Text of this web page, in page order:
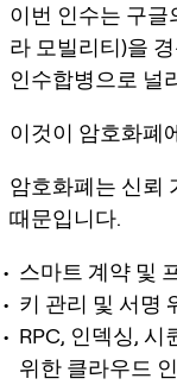
이번 인수는 구글
라 모빌리티)을
인수합병으로 널
이것이 암호화폐
암호화폐는 신뢰
때문입니다.
스마트 계약 및
키 관리 및 서명
RPC, 인덱싱, 시
위한 클라우드